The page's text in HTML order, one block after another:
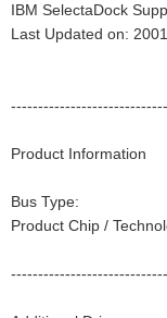
IBM SelectaDock
Last Updated on:
Product Information
Bus Type:
Product Chip /